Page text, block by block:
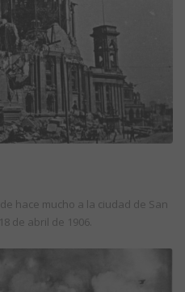
hace mucho a la ciudad de San
de abril de 1906.